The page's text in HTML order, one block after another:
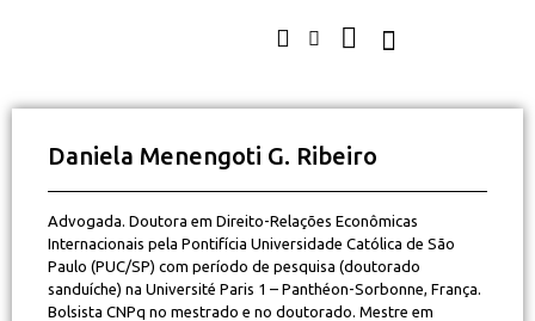
Daniela Menengoti G. Ribeiro
Advogada. Doutora em Direito-Relações Econômicas
Internacionais pela Pontifícia Universidade Católica de São
Paulo (PUC/SP) com período de pesquisa (doutorado
sanduíche) na Université Paris 1 – Panthéon-Sorbonne, França.
Bolsista CNPq no mestrado e no doutorado. Mestre em